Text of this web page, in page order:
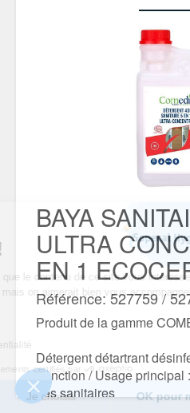
!
sûrs que le contenu de ce site vous
mais on aimerait bien vous
confidentialité
Consentements certifiés par
Je choisis
BAYA
ULTRA
EN 1
Référence: 527759 /
Produit de la gamme
Détergent détartrant
Fonction / Usage
des sanitaires